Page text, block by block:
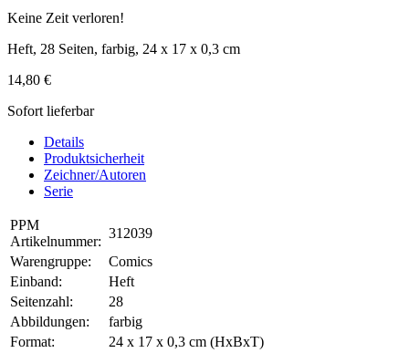
Keine Zeit verloren!
Heft, 28 Seiten, farbig, 24 x 17 x 0,3 cm
14,80 €
Sofort lieferbar
Details
Produktsicherheit
Zeichner/Autoren
Serie
PPM
Artikelnummer:
312039
Warengruppe:
Comics
Einband:
Heft
Seitenzahl:
28
Abbildungen:
farbig
Format:
24 x 17 x 0,3 cm (HxBxT)